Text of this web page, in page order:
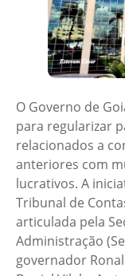
O Governo de
para regularizar
relacionados a
anteriores com
lucrativos. A
Tribunal de
articulada pela
Administração
governador